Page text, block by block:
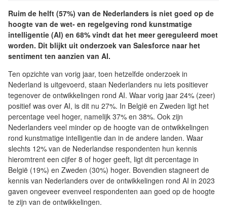
Ruim de helft (57%) van de Nederlanders is niet goed op de
hoogte van de wet- en regelgeving rond kunstmatige
intelligentie (AI) en 68% vindt dat het meer gereguleerd moet
worden. Dit blijkt uit onderzoek van Salesforce naar het
sentiment ten aanzien van AI.
Ten opzichte van vorig jaar, toen hetzelfde onderzoek in
Nederland is uitgevoerd, staan Nederlanders nu iets positiever
tegenover de ontwikkelingen rond AI. Waar vorig jaar 24% (zeer)
positief was over AI, is dit nu 27%. In België en Zweden ligt het
percentage veel hoger, namelijk 37% en 38%. Ook zijn
Nederlanders veel minder op de hoogte van de ontwikkelingen
rond kunstmatige intelligentie dan in de andere landen. Waar
slechts 12% van de Nederlandse respondenten hun kennis
hieromtrent een cijfer 8 of hoger geeft, ligt dit percentage in
België (19%) en Zweden (30%) hoger. Bovendien stagneert de
kennis van Nederlanders over de ontwikkelingen rond AI in 2023
gaven ongeveer evenveel respondenten aan goed op de hoogte
te zijn van de ontwikkelingen.